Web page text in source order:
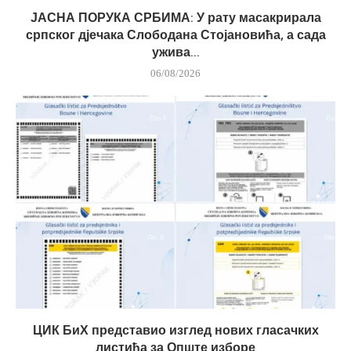
ЈАСНА ПОРУКА СРБИМА: У рату масакрирала
српског дјечака Слободана Стојановића, а сада
ужива...
06/08/2026
ЦИК БиХ представио изглед нових гласачких
листића за Опште изборе